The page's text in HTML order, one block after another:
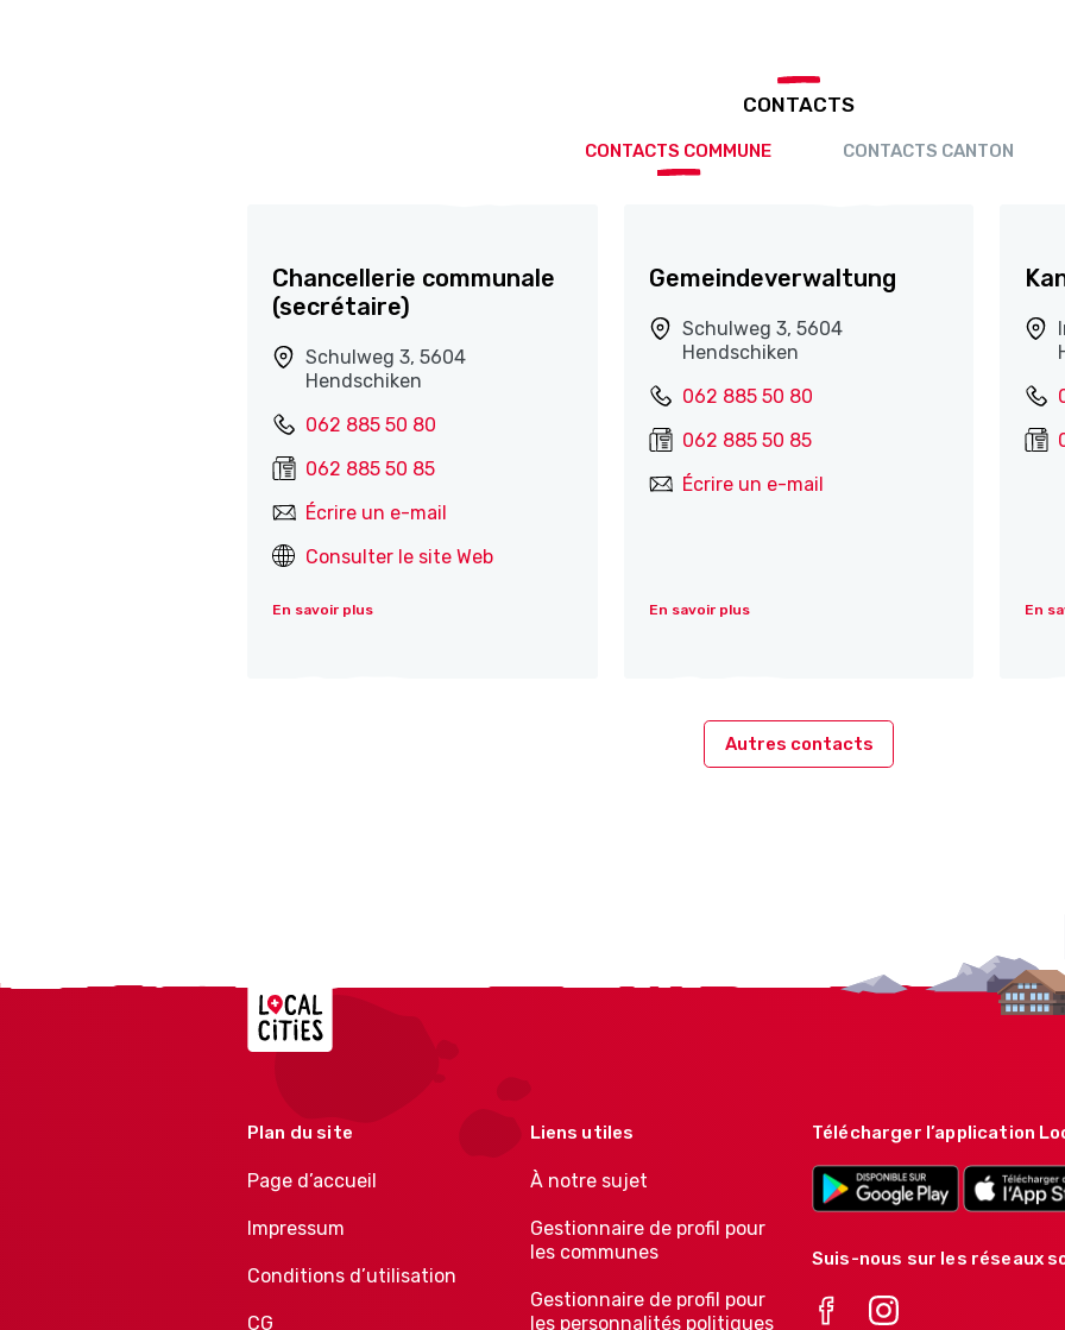
CONTACTS
CONTACTS COMMUNE CONTACTS CANTON
Chancellerie communale
(secrétaire)
Schulweg 3, 5604
Hendschiken
062 885 50 80
062 885 50 85
Écrire un e-mail
Consulter le site Web
En savoir plus
Gemeindeverwaltung
Schulweg 3, 5604
Hendschiken
062 885 50 80
062 885 50 85
Écrire un e-mail
En savoir plus En
Autres contacts
Localcities
Plan du site
Page d’accueil
Impressum
Conditions d’utilisation
CG
Liens utiles
À notre sujet
Gestionnaire de profil pour
les communes
Gestionnaire de profil pour
les personnalités politiques
Télécharger l’application
Suis-nous sur les réseaux